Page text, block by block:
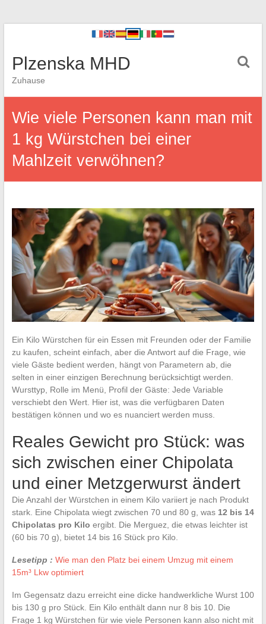
Plzenska MHD
Zuhause
Wie viele Personen kann man mit
1 kg Würstchen bei einer
Mahlzeit verwöhnen?
Ein Kilo Würstchen für ein Essen mit Freunden oder der Familie
zu kaufen, scheint einfach, aber die Antwort auf die Frage, wie
viele Gäste bedient werden, hängt von Parametern ab, die
selten in einer einzigen Berechnung berücksichtigt werden.
Wursttyp, Rolle im Menü, Profil der Gäste: Jede Variable
verschiebt den Wert. Hier ist, was die verfügbaren Daten
bestätigen können und wo es nuanciert werden muss.
Reales Gewicht pro Stück: was
sich zwischen einer Chipolata
und einer Metzgerwurst ändert
Die Anzahl der Würstchen in einem Kilo variiert je nach Produkt
stark. Eine Chipolata wiegt zwischen 70 und 80 g, was 12 bis 14
Chipolatas pro Kilo ergibt. Die Merguez, die etwas leichter ist
(60 bis 70 g), bietet 14 bis 16 Stück pro Kilo.
Lesetipp : Wie man den Platz bei einem Umzug mit einem
15m³ Lkw optimiert
Im Gegensatz dazu erreicht eine dicke handwerkliche Wurst 100
bis 130 g pro Stück. Ein Kilo enthält dann nur 8 bis 10. Die
Frage 1 kg Würstchen für wie viele Personen kann also nicht mit